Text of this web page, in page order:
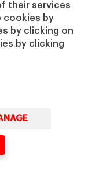
their services
cookies by
by clicking on
by clicking
de la
en cómo